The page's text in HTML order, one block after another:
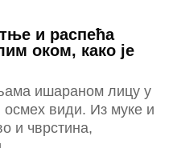
и распећа
оком, како је
ишараном лицу у
види. Из муке и
и чврстина,